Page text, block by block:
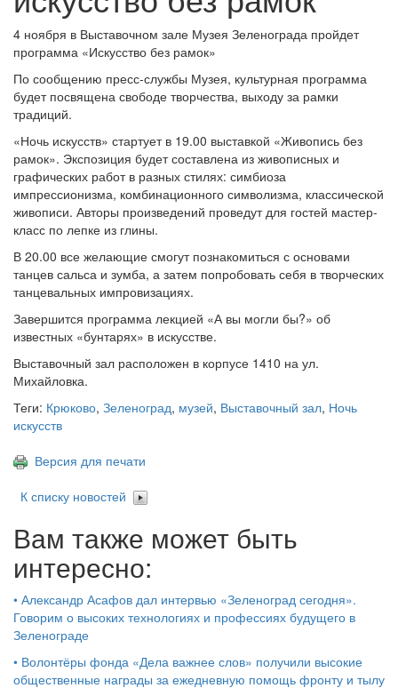
4 ноября в Выставочном зале Музея Зеленограда пройдет
программа «Искусство без рамок»
По сообщению пресс-службы Музея, культурная программа
будет посвящена свободе творчества, выходу за рамки
традиций.
«Ночь искусств» стартует в 19.00 выставкой «Живопись без
рамок». Экспозиция будет составлена из живописных и
графических работ в разных стилях: симбиоза
импрессионизма, комбинационного символизма, классической
живописи. Авторы произведений проведут для гостей мастер-
класс по лепке из глины.
В 20.00 все желающие смогут познакомиться с основами
танцев сальса и зумба, а затем попробовать себя в творческих
танцевальных импровизациях.
Завершится программа лекцией «А вы могли бы?» об
известных «бунтарях» в искусстве.
Выставочный зал расположен в корпусе 1410 на ул.
Михайловка.
Теги: Крюково, Зеленоград, музей, Выставочный зал, Ночь
искусств
Версия для печати
К списку новостей
Вам также может быть
интересно:
• Александр Асафов дал интервью «Зеленоград сегодня».
Говорим о высоких технологиях и профессиях будущего в
Зеленограде
• Волонтёры фонда «Дела важнее слов» получили высокие
общественные награды за ежедневную помощь фронту и тылу